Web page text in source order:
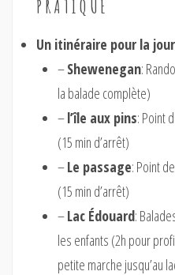
PRATIQUE
Un itinéraire pour la
–Shewenegan:
la balade complète)
–l’île aux pins: Point
(15 min d’arrêt)
–Le passage: Point
(15 min d’arrêt)
–Lac Édouard:
les enfants (2h pour
petite marche jusqu’au